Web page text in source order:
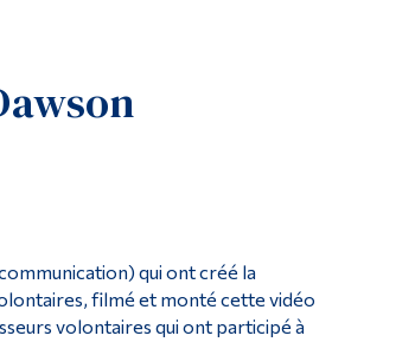
qui ont créé la
filmé et monté cette vidéo
volontaires qui ont participé à